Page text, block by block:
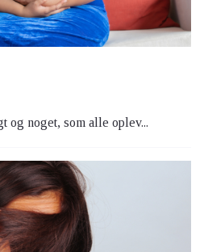
og noget, som alle oplev...